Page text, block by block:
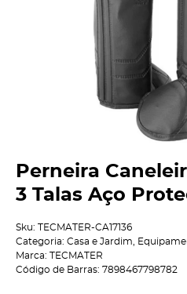
Perneira
3 Talas Aço
Sku: TECMATER-CA17136
Categoria: Casa e Jardim
Marca: TECMATER
Código de Barras: 7898467798782